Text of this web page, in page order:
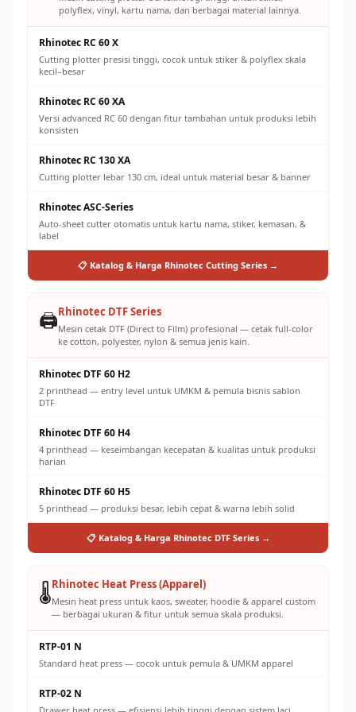
polyflex, vinyl, kartu nama, dan berbagai material lainnya.
Rhinotec RC 60 X
Cutting plotter presisi tinggi, cocok untuk stiker & polyflex skala
kecil–besar
Rhinotec RC 60 XA
Versi advanced RC 60 dengan fitur tambahan untuk produksi lebih
konsisten
Rhinotec RC 130 XA
Cutting plotter lebar 130 cm, ideal untuk material besar & banner
Rhinotec ASC-Series
Auto-sheet cutter otomatis untuk kartu nama, stiker, kemasan, &
label
📋 Katalog & Harga Rhinotec Cutting Series →
🖨️Rhinotec DTF Series
Mesin cetak DTF (Direct to Film) profesional — cetak full-color
ke cotton, polyester, nylon & semua jenis kain.
Rhinotec DTF 60 H2
2 printhead — entry level untuk UMKM & pemula bisnis sablon
DTF
Rhinotec DTF 60 H4
4 printhead — keseimbangan kecepatan & kualitas untuk produksi
harian
Rhinotec DTF 60 H5
5 printhead — produksi besar, lebih cepat & warna lebih solid
📋 Katalog & Harga Rhinotec DTF Series →
🌡️Rhinotec Heat Press (Apparel)
Mesin heat press untuk kaos, sweater, hoodie & apparel custom
— berbagai ukuran & fitur untuk semua skala produksi.
RTP-01 N
Standard heat press — cocok untuk pemula & UMKM apparel
RTP-02 N